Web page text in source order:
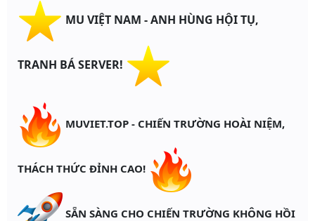
MU VIỆT NAM - ANH HÙNG HỘI TỤ,
TRANH BÁ SERVER!
MUVIET.TOP - CHIẾN TRƯỜNG HOÀI NIỆM,
THÁCH THỨC ĐỈNH CAO!
SẴN SÀNG CHO CHIẾN TRƯỜNG KHÔNG HỒI